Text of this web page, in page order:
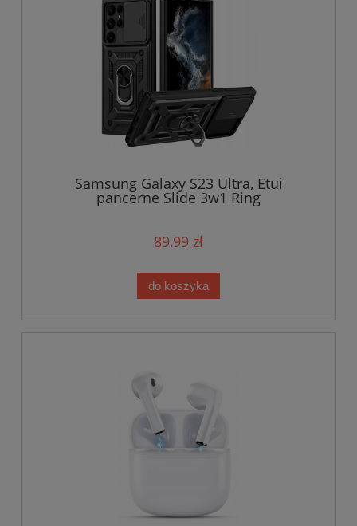
Samsung Galaxy S23 Ultra, Etui
pancerne Slide 3w1 Ring
89,99 zł
do koszyka